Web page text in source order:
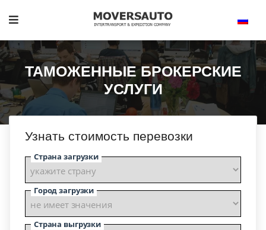
ТАМОЖЕННЫЕ БРОКЕРСКИЕ
УСЛУГИ
Узнать стоимость перевозки
Страна загрузки
Город загрузки
Страна выгрузки